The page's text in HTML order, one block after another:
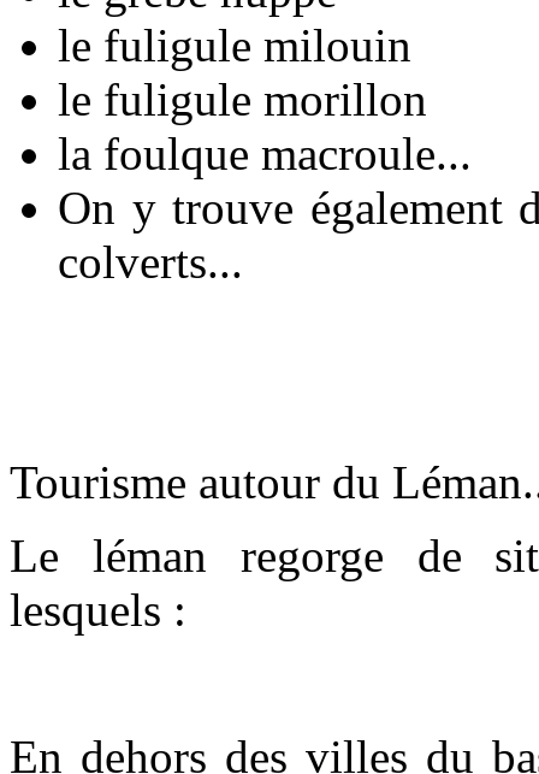
le fuligule milouin
le fuligule morillon
la foulque macroule...
On y trouve également
colverts...
Tourisme autour du
Le léman regorge de
lesquels :
En dehors des villes du